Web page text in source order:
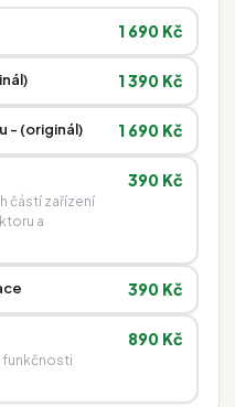
1 690 Kč
1 390 Kč
- (originál) 1 690 Kč
částí zařízení
a
390 Kč
390 Kč
funkčnosti
890 Kč